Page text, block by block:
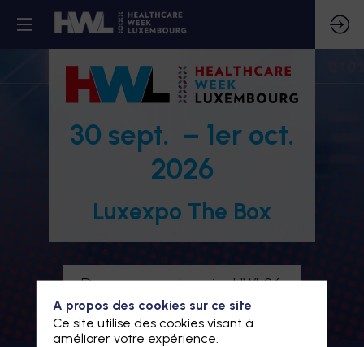
30 sept. – 1er oct.
2026
Luxexpo The Box
Devenez partenaire HWL26
Je m'inscris à HWL26
A propos des cookies sur ce site
Ce site utilise des cookies visant à
améliorer votre expérience.